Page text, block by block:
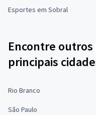
Esportes em Sobral
Encontre
principais
Rio Branco
São Paulo